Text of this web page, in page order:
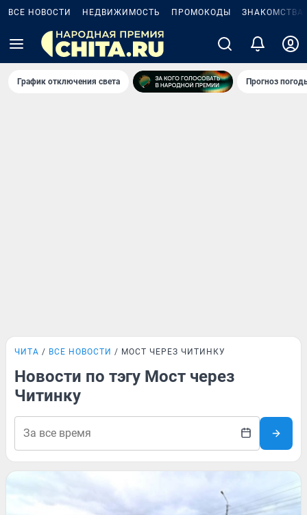
ВСЕ НОВОСТИ НЕДВИЖИМОСТЬ ПРОМОКОДЫ ЗНАКОМСТВА
График отключения света Прогноз
ЧИТА ВСЕ НОВОСТИ МОСТ ЧЕРЕЗ ЧИТИНКУ
Новости по тэгу Мост через
Читинку